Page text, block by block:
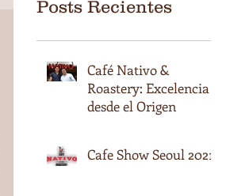
Posts Recientes
Café Nativo &
Roastery: Excelencia
desde el Origen
Cafe Show Seoul 2021